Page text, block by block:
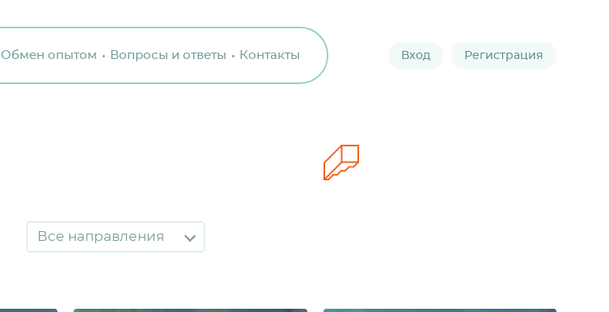
Обмен опытом Вопросы и ответы Контакты Вход Регистрация
Все направления